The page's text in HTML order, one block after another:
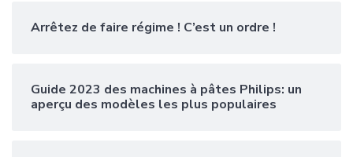
Arrêtez de faire régime ! C’est un ordre !
Guide 2023 des machines à pâtes Philips: un
aperçu des modèles les plus populaires